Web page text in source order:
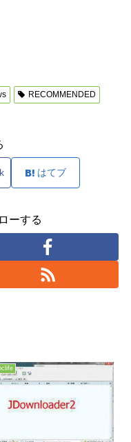
RECOMMENDED
はてブ
ーする